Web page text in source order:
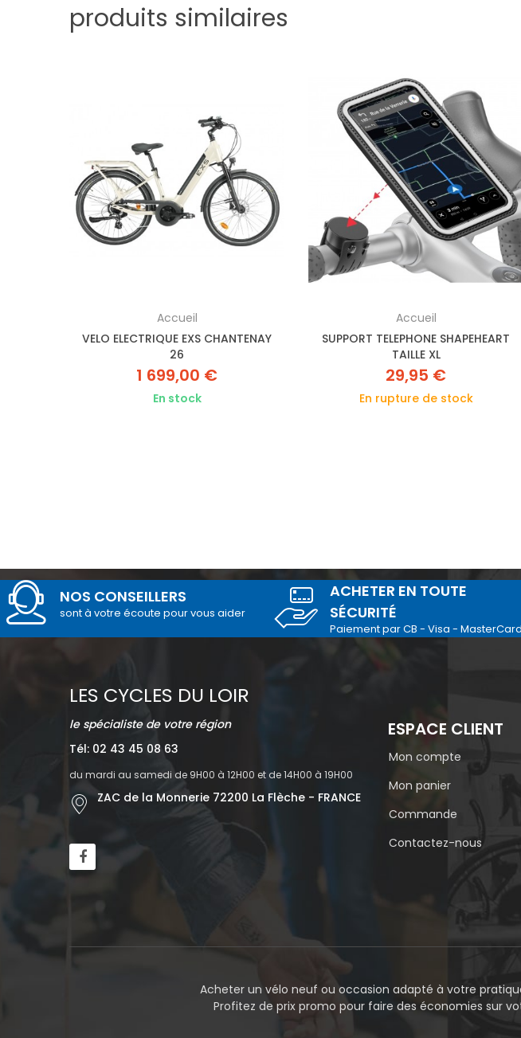
produits similaires
Accueil
VELO ELECTRIQUE EXS CHANTENAY
26
1 699,00 €
En stock
Accueil
SUPPORT TELEPHONE SHAPEHEART
TAILLE XL
29,95 €
En rupture de stock
NOS CONSEILLERS
sont à votre écoute pour vous aider
ACHETER EN TOUTE
SÉCURITÉ
Paiement par CB - Visa - MasterCard
LES CYCLES DU LOIR
le spécialiste de votre région
Tél: 02 43 45 08 63
du mardi au samedi de 9H00 à 12H00 et de 14H00 à 19H00
ZAC de la Monnerie 72200 La Flèche - FRANCE
ESPACE CLIENT
Mon compte
Mon panier
Commande
Contactez-nous
Acheter un vélo neuf ou occasion adapté à votre
Profitez de prix promo pour faire des économies sur